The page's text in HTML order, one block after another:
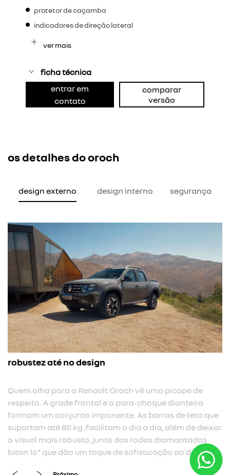
protetor de caçamba
indicadores de direção lateral
ver mais
ficha técnica
entrar em
contato
comparar
versão
os detalhes do oroch
design externo design interno segurança
de
dianteiro
de teto que
de deixar
ao design.​
para-choque frontal
O para-choque frontal com ângulo de
dá ainda mais robustez e imponência, e
capacidade da Renault Oroch para
previous